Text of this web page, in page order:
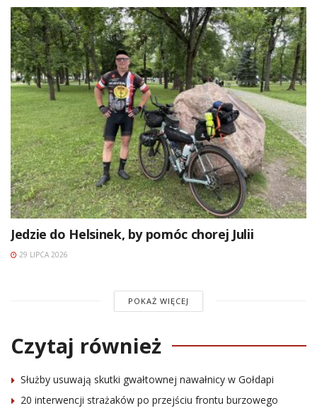
Jedzie do Helsinek, by pomóc chorej Julii
29 LIPCA 2026
POKAŻ WIĘCEJ
Czytaj również
Służby usuwają skutki gwałtownej nawałnicy w Gołdapi
20 interwencji strażaków po przejściu frontu burzowego